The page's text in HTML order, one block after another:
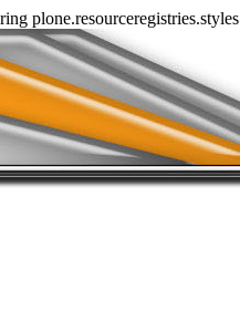
plone.resourceregistries.styles